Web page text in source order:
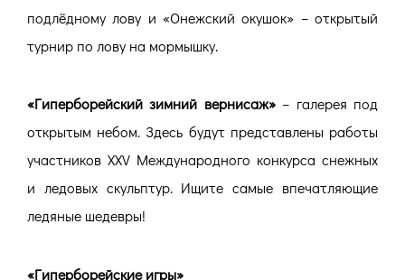
подлёдному лову и «Онежский окушок» – открытый
турнир по лову на мормышку.
«Гиперборейский зимний вернисаж»– галерея под
открытым небом. Здесь будут представлены работы
участников XXV Международного конкурса снежных
и ледовых скульптур. Ищите самые впечатляющие
ледяные шедевры!
«Гиперборейские игры»